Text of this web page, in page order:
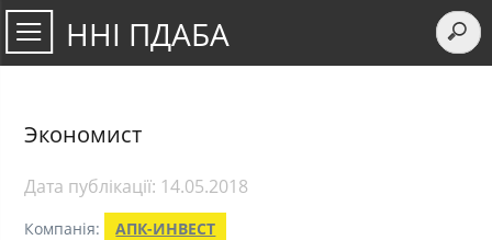
ННІ ПДАБА
Экономист
Дата публікації: 14.05.2018
Компанія:
АПК-ИНВЕСТ